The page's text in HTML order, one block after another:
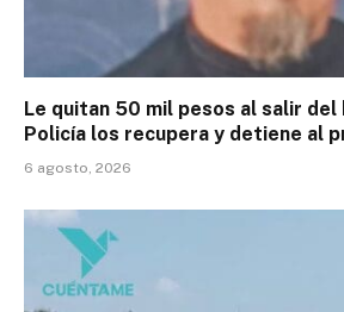
Le quitan 50 mil pesos al salir del
Policía los recupera y detiene al
6 agosto, 2026